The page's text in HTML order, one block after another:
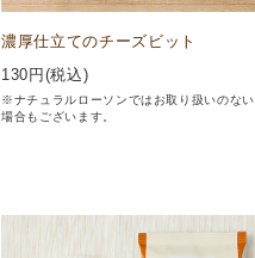
濃厚仕立てのチーズビット
130 円(税込)
※ナチュラルローソンではお取り扱いのない
場合もございます。